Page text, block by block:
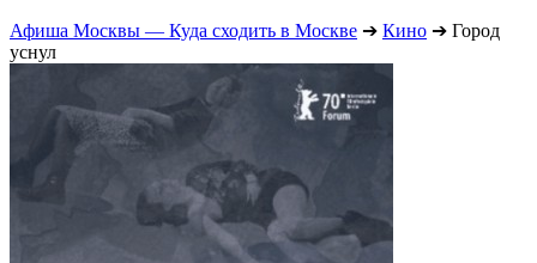
Афиша Москвы — Куда сходить в Москве ➔ Кино ➔ Город
уснул